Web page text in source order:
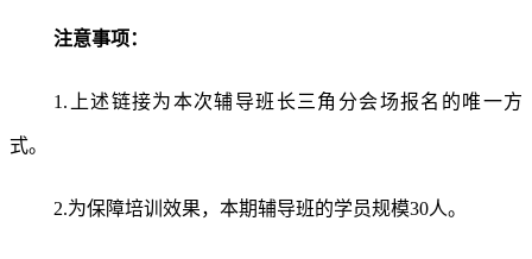
注意事项：
1.上述链接为本次辅导班长三角分会场报名的唯一方
式。
2.为保障培训效果，本期辅导班的学员规模30人。